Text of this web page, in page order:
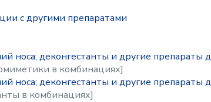
с другими препаратами
носа; деконгестанты и другие
в комбинациях]
носа; деконгестанты и другие
в комбинациях]